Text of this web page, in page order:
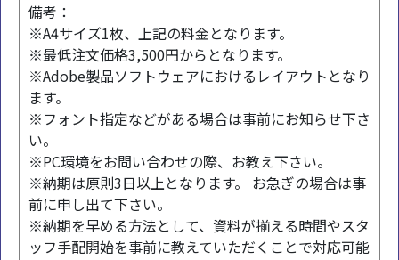
備考：
※A4サイズ1枚、上記の料金となります。
※最低注文価格3,500円からとなります。
※Adobe製品ソフトウェアにおけるレイアウトとなり
ます。
※フォント指定などがある場合は事前にお知らせ下さ
い。
※PC環境をお問い合わせの際、お教え下さい。
※納期は原則3日以上となります。 お急ぎの場合は事
前に申し出て下さい。
※納期を早める方法として、資料が揃える時間やスタ
ッフ手配開始を事前に教えていただくことで対応可能